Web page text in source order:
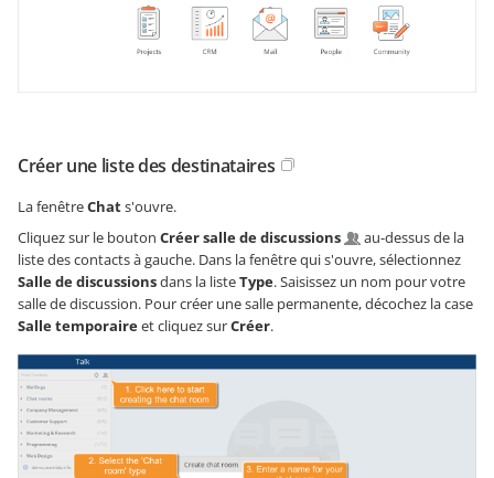
Créer une liste des destinataires
La fenêtreChats'ouvre.
Cliquez sur le bouton Créer salle de discussions
au-dessus de la
liste des contacts à gauche. Dans la fenêtre qui s'ouvre, sélectionnez
Salle de discussionsdans la listeType. Saisissez un nom pour votre
salle de discussion. Pour créer une salle permanente, décochez la case
Salle temporaireet cliquez surCréer.